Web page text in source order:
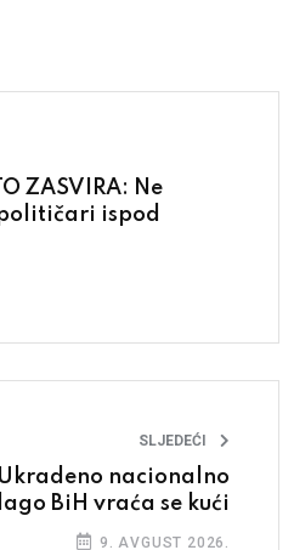
ZASVIRA: Ne
ispod
SLJEDEĆI
Ukradeno nacionalno
BiH vraća se kući
9. AVGUST 2026.